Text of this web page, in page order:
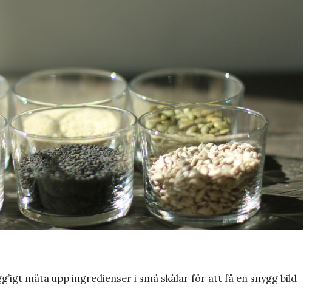
mäta upp ingredienser i små skålar för att få en snygg bild